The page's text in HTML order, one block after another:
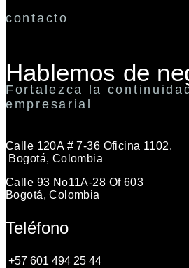
contacto
Hablemos de
Fortalezca la
empresarial
Calle 120A # 7-36 Oficina 1102.
Bogotá, Colombia
Calle 93 No11A-28 Of 603
Bogotá, Colombia
Teléfono
+57 601 494 25 44